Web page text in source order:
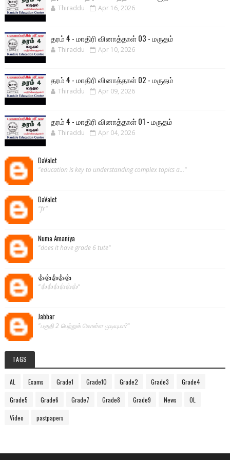
Thiraddu Apr 16, 2026
தரம் 4 - மாதிரி வினாத்தாள் 03 - மருதம்
Thiraddu Apr 10, 2026
தரம் 4 - மாதிரி வினாத்தாள் 02 - மருதம்
Thiraddu Apr 09, 2026
தரம் 4 - மாதிரி வினாத்தாள் 01 - மருதம்
Thiraddu Apr 04, 2026
DaValet
"education is key to understanding complex topics a..."
DaValet
"fr"
Numa Amaniya
"does it have grade 6 tute"
👍👍👍👍👍
"👍👍👍👍👍👍"
Jabbar
"பகுதி 2 பெற்றுக் கொள்ள முடியுமா?"
TAGS
AL Exams Grade1 Grade10 Grade2 Grade3 Grade4
Grade5 Grade6 Grade7 Grade8 Grade9 News OL
Video pastpapers